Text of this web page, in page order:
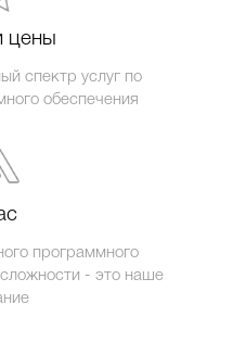
цены
спектр услуг по
обеспечения
программного
- это наше